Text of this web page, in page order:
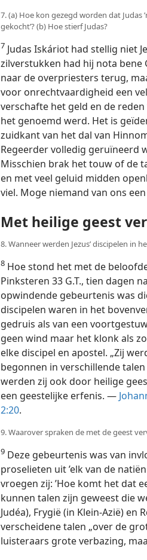
7. (a) Hoe kon gezegd worden dat
gekocht’? (b) Hoe stierf Judas?
7 Judas Iskáriot had stellig niet
zilverstukken had hij nota bene
naar de overpriesters terug,
voor onrechtvaardigheid een
verschafte het geld en de
het genoemd werd. Het is
zuidkant van het dal van
Regeerder volledig geruïneerd
Misschien brak het touw of de
en met veel geluid midden
viel. Moge niemand van ons
Met heilige geest
8. Wanneer werden Jezus’ discipelen in
8 Hoe stond het met de
Pinksteren 33 G.T., tien dagen
opwindende gebeurtenis was
discipelen waren in het
gedruis als van een
geen wind maar het klonkals
elke discipel en apostel. „Zij
begonnen in verschillende
werden zij ook door heilige
een geestelijke erfenis. —
2:20.
9. Waarover spraken de met de geest
9 Deze gebeurtenis was van
proselieten uit ’elk van de
vroegen zij: ’Hoe komt het dat
kunnen talen zijn geweest die
Judéa), Frygië (in Klein-Azië) en
verscheidene talen „over de
luisteraars grote verbazing,